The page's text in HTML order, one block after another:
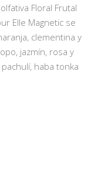
Floral Frutal
Elle Magnetic se
clementina y
jazmín, rosa y
haba tonka